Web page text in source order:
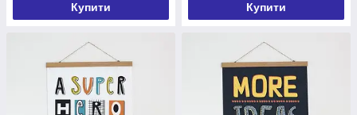
Купити Купити